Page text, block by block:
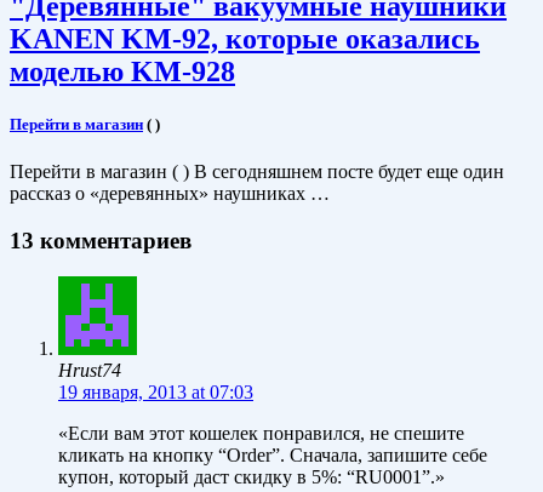
KANEN KM-92, которые оказались
моделью KM-928
Перейти в магазин ( )
Перейти в магазин ( ) В сегодняшнем посте будет еще один
рассказ о «деревянных» наушниках …
13 комментариев
Hrust74
19 января, 2013 at 07:03
«Если вам этот кошелек понравился, не спешите
кликать на кнопку “Order”. Сначала, запишите себе
купон, который даст скидку в 5%: “RU0001”.»